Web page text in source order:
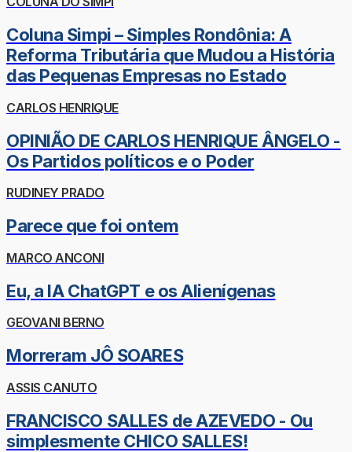
Coluna Simpi – Simples Rondônia: A
Reforma Tributária que Mudou a História
das Pequenas Empresas no Estado
CARLOS HENRIQUE
OPINIÃO DE CARLOS HENRIQUE ÂNGELO -
Os Partidos políticos e o Poder
RUDINEY PRADO
Parece que foi ontem
MARCO ANCONI
Eu, a IA ChatGPT e os Alienígenas
GEOVANI BERNO
Morreram JÔ SOARES
ASSIS CANUTO
FRANCISCO SALLES de AZEVEDO - Ou
simplesmente CHICO SALLES!